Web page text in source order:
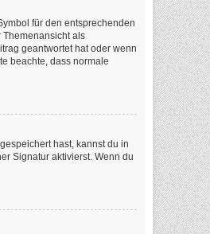
für den entsprechenden
Themenansicht als
geantwortet hat oder wenn
beachte, dass normale
hast, kannst du in
Signatur aktivierst. Wenn du